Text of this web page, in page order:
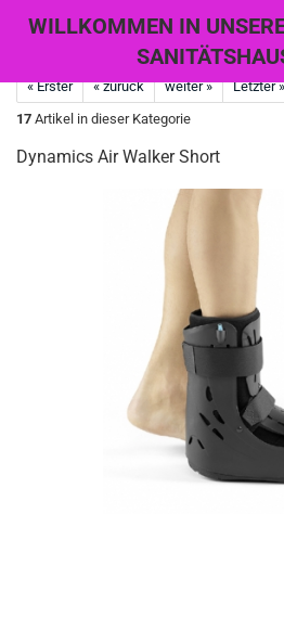
WILLKOMMEN IN
« Erster « zurück weiter »
Letzter »
17 Artikel in dieser Kategorie
Dynamics Air Walker Short